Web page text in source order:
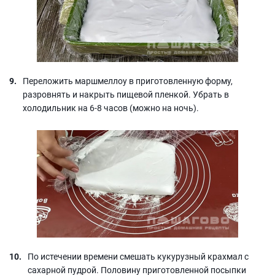
Переложить маршмеллоу в приготовленную форму,
разровнять и накрыть пищевой пленкой. Убрать в
холодильник на 6-8 часов (можно на ночь).
По истечении времени смешать кукурузный крахмал с
сахарной пудрой. Половину приготовленной посыпки